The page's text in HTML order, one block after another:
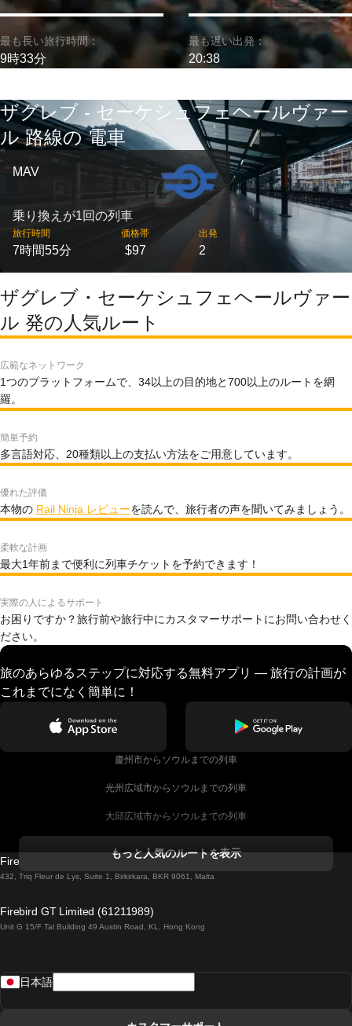
最も長い旅行時間：
9時33分
最も遅い出発：
20:38
ザグレブ - セーケシュフェヘールヴァー
ル 路線の 電車
MAV
乗り換えが1回の列車
旅行時間
7時間55分
価格帯
$97
出発
2
ザグレブ・セーケシュフェヘールヴァー
ル 発の人気ルート
広範なネットワーク
1つのプラットフォームで、34以上の目的地と700以上のルートを網
羅。
簡単予約
多言語対応、20種類以上の支払い方法をご用意しています。
優れた評価
本物の Rail Ninja レビューを読んで、旅行者の声を聞いてみましょう。
柔軟な計画
最大1年前まで便利に列車チケットを予約できます！
実際の人によるサポート
お困りですか？旅行前や旅行中にカスタマーサポートにお問い合わせく
ださい。
旅のあらゆるステップに対応する無料アプリ — 旅行の計画が
これまでになく簡単に！
慶州市からソウルまでの列車
光州広域市からソウルまでの列車
大邱広域市からソウルまでの列車
ダブリンからゴールウェイまでの列車
ローマからナポリまでの列車
もっと人気のルートを表示
Firebird GT Limited (OC 1451)
432, Triq Fleur de Lys, Suite 1, Birkirkara, BKR 9061, Malta
Firebird GT Limited (61211989)
Unit G 15/F Tal Building 49 Austin Road, KL, Hong Kong
日本語